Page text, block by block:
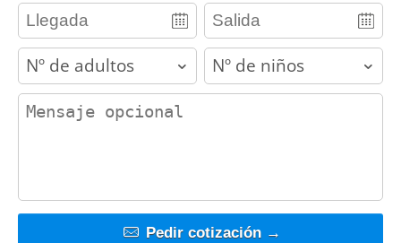
adults children
contact_message
Pedir cotización →